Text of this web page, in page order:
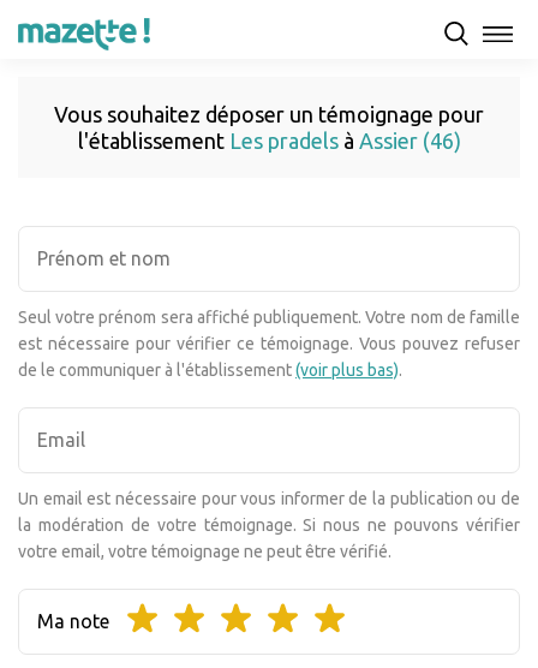
Vous souhaitez déposer un témoignage pour
l'établissement Les pradelsà Assier (46)
Seul votre prénom sera affiché publiquement. Votre nom de famille
est nécessaire pour vérifier ce témoignage. Vous pouvez refuser
de le communiquer à l'établissement(voir plus bas).
Un email est nécessaire pour vous informer de la publication ou de
la modération de votre témoignage. Si nous ne pouvons vérifier
votre email, votre témoignage ne peut être vérifié.
Ma note